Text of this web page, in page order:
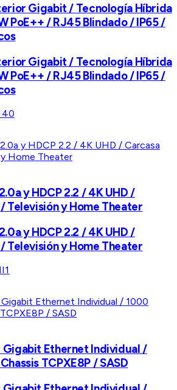
Gigabit / Tecnología Híbrida
PoE++ / RJ45 Blindado / IP65 /
Gigabit / Tecnología Híbrida
PoE++ / RJ45 Blindado / IP65 /
y HDCP 2.2 / 4K UHD /
Televisión y Home Theater
y HDCP 2.2 / 4K UHD /
Televisión y Home Theater
Ethernet Individual /
TCPXE8P / SASD